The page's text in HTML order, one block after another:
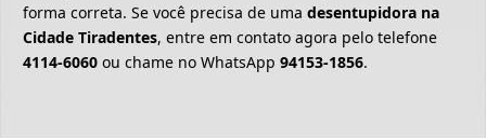
forma correta. Se você precisa de uma desentupidora na
Cidade Tiradentes, entre em contato agora pelo telefone
4114-6060 ou chame no WhatsApp 94153-1856.